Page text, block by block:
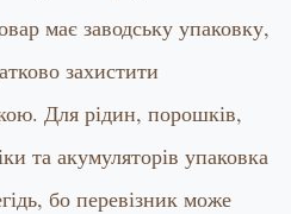
має заводську упаковку,
захистити
Для рідин, порошків,
та акумуляторів упаковка
бо перевізник може